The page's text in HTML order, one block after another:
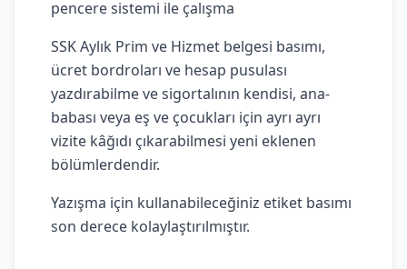
pencere sistemi ile çalışma
SSK Aylık Prim ve Hizmet belgesi basımı,
ücret bordroları ve hesap pusulası
yazdırabilme ve sigortalının kendisi, ana-
babası veya eş ve çocukları için ayrı ayrı
vizite kâğıdı çıkarabilmesi yeni eklenen
bölümlerdendir.
Yazışma için kullanabileceğiniz etiket basımı
son derece kolaylaştırılmıştır.